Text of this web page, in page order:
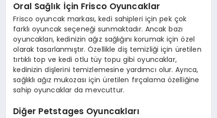
Oral Sağlık İçin Frisco Oyuncaklar
Frisco oyuncak markası, kedi sahipleri için pek çok
farklı oyuncak seçeneği sunmaktadır. Ancak bazı
oyuncakları, kedinizin ağız sağlığını korumak için özel
olarak tasarlanmıştır. Özellikle diş temizliği için üretilen
tırtıklı top ve kedi otlu tüy topu gibi oyuncaklar,
kedinizin dişlerini temizlemesine yardımcı olur. Ayrıca,
sağlıklı ağız mukozası için üretilen fırçalama özelliğine
sahip oyuncaklar da mevcuttur.
Diğer Petstages Oyuncakları